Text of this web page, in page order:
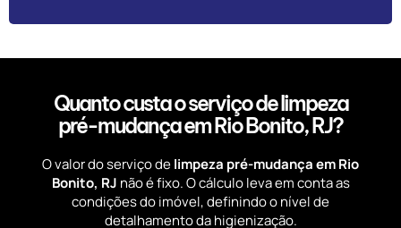
Quanto custa o serviço de limpeza
pré-mudança em Rio Bonito, RJ?
O valor do serviço delimpeza pré-mudança em Rio
Bonito, RJ não é fixo. O cálculo leva em conta as
condições do imóvel, definindo o nível de
detalhamento da higienização.